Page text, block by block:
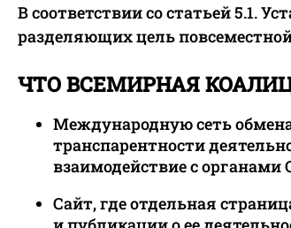
В соответствии со статьей 5.1.
разделяющих цель
ЧТО ВСЕМИРНАЯ
Международную сеть
транспарентности
взаимодействие с органами
Сайт, где отдельная